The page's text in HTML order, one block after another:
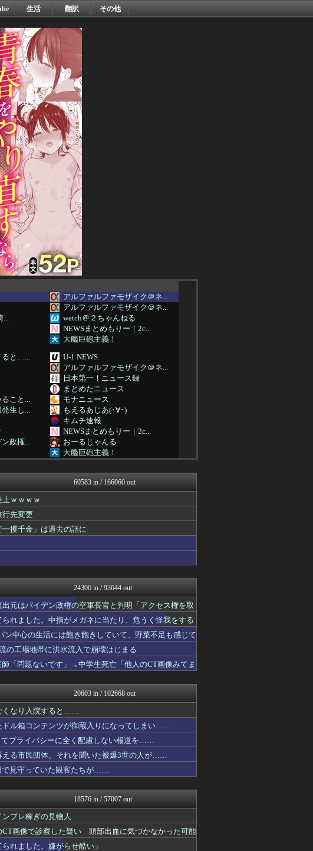
生活 翻訳 その他
アルファルファモザイク＠ネ...
アルファルファモザイク＠ネ...
...
watch＠２ちゃんねる
NEWSまとめもりー｜2c...
大艦巨砲主義！
ると…...
U-1 NEWS.
アルファルファモザイク＠ネ...
日本第一！ニュース録
まとめたニュース
こと...
モナニュース
生し...
もえるあじあ(･∀･)
キムチ速報
NEWSまとめもりー｜2c...
政権...
おーるじゃんる
大艦巨砲主義！
アルファルファモザイク＠ネ...
...
投資ちゃんねる
ま...
国難にあってもの申す！！
義を...
ふぇー速
かせまと！
ふぇー速
指が...
去の...
アルファルファモザイク＠ネ...
watch＠２ちゃんねる
な空...
ゆめ痛 -自動車まとめブロ...
5...
オレ的ゲーム速報＠刃
モッコスヌ〜ン
まとめたニュース
キムチ速報
ふぇー速
理想ちゃんねる
に...
おーるじゃんる
ふぇー速
執拗...
止用...
あじあニュースちゃんねる
ニュース30over
大艦巨砲主義！
した...
痛いニュース(ﾉ∀`)
watch＠２ちゃんねる
アルファルファモザイク＠ネ...
本一...
黒マッチョニュース
...
オレ的ゲーム速報＠刃
案
常識的に考えた
で...
みそパンNEWS
モッコスヌ〜ン
本一...
国難にあってもの申す！！
60583 in / 166060 out
ｗｗｗｗ
先変更
攫千金」は過去の話に
24306 in / 93644 out
元はバイデン政権の空軍長官と判明「アクセス権を取
れました。中指がメガネに当たり、危うく怪我をする
ン中心の生活には飽き飽きしていて、野菜不足も感じて
の工場地帯に洪水流入で崩壊はじまる
「問題ないです」→中学生死亡「他人のCT画像みてま
20603 in / 102668 out
くなり入院すると……
ドル箱コンテンツが御蔵入りになってしまい……
てプライバシーに全く配慮しない報道を……
える市民団体、それを聞いた被爆3世の人が……
で見守っていた観客たちが……
18576 in / 57007 out
プレ稼ぎの見物人
画像で診察した疑い 頭部出血に気づかなかった可能
れました。嫌がらせ酷い」